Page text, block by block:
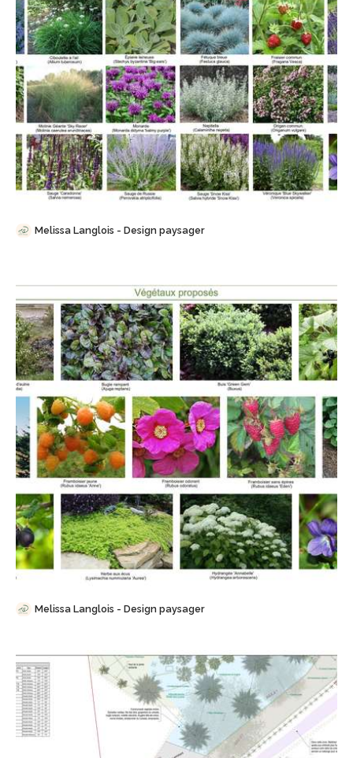
Sauvegarder
Melissa Langlois - Design paysager
Sauvegarder
Melissa Langlois - Design paysager